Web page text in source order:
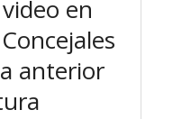
en
anterior